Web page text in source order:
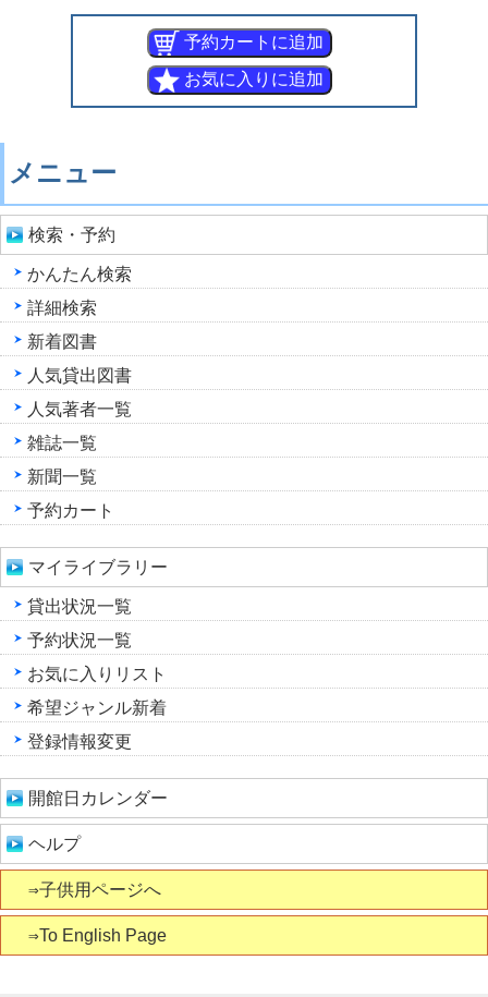
メニュー
検索・予約
かんたん検索
詳細検索
新着図書
人気貸出図書
人気著者一覧
雑誌一覧
新聞一覧
予約カート
マイライブラリー
貸出状況一覧
予約状況一覧
お気に入りリスト
希望ジャンル新着
登録情報変更
開館日カレンダー
ヘルプ
⇒子供用ページへ
⇒To English Page